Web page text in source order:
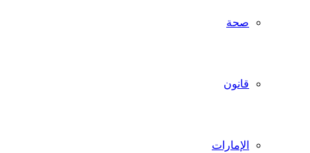
صحة
قانون
الإمارات